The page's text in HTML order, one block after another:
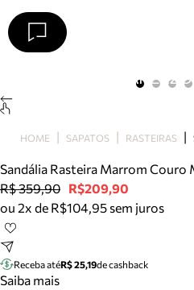
Papete
Scarpin
Mocassim
Bolsa
Tênis
Mule
HOME SAPATOS RASTEIRAS
Sandália Rasteira Marrom Couro
R$ 359,90 R$209,90
ou 2x de R$104,95 sem juros
Receba atéR$ 25,19de cashback
Saiba mais